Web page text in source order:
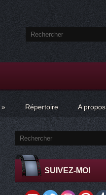
» Répertoire A propos
SUIVEZ-MOI